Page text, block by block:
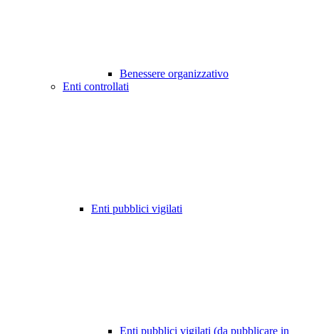
Benessere organizzativo
Enti controllati
Enti pubblici vigilati
Enti pubblici vigilati (da pubblicare in